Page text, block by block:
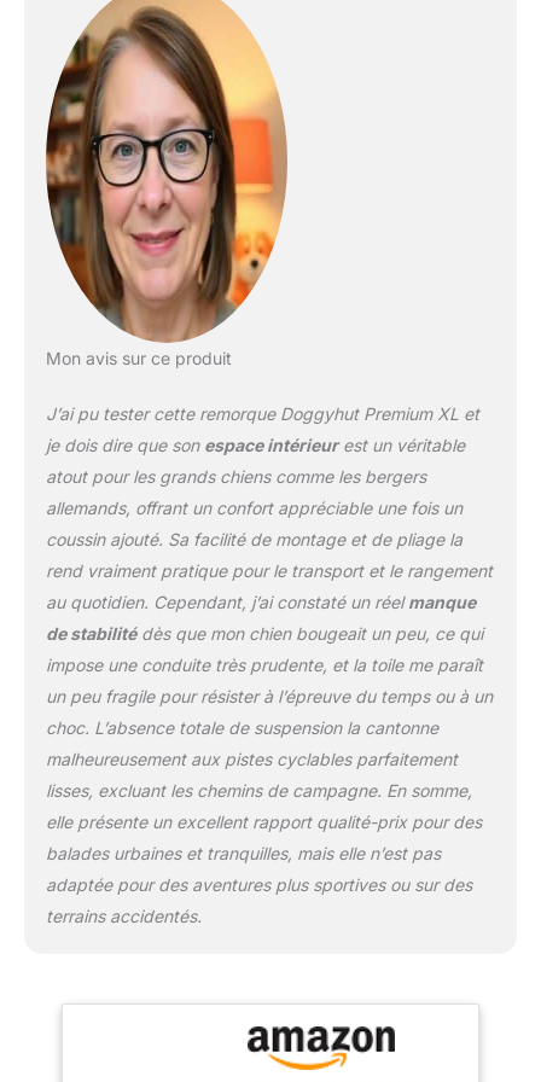
excellent soutien dont
les chiens ont besoin
pour se lever, s'asseoir
ou se coucher pendant
le trajet. La porte avant
comprend une couche
de moustiquaire zippée
et un toit ouvrant zippé
pour que la tête du chien
sorte. 20" air-filled tires
for smooth ride
Mon avis sur ce produit
J’ai pu tester cette remorque Doggyhut Premium XL et
je dois dire que son espace intérieurest un véritable
atout pour les grands chiens comme les bergers
allemands, offrant un confort appréciable une fois un
coussin ajouté. Sa facilité de montage et de pliage la
rend vraiment pratique pour le transport et le rangement
au quotidien. Cependant, j’ai constaté un réelmanque
de stabilitédès que mon chien bougeait un peu, ce qui
impose une conduite très prudente, et la toile me paraît
un peu fragile pour résister à l’épreuve du temps ou à un
choc. L’absence totale de suspension la cantonne
malheureusement aux pistes cyclables parfaitement
lisses, excluant les chemins de campagne. En somme,
elle présente un excellent rapport qualité-prix pour des
balades urbaines et tranquilles, mais elle n’est pas
adaptée pour des aventures plus sportives ou sur des
terrains accidentés.